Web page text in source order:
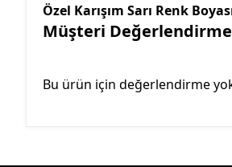
Özel Karışım Sarı Renk
Müşteri
Bu ürün için değerlendirme